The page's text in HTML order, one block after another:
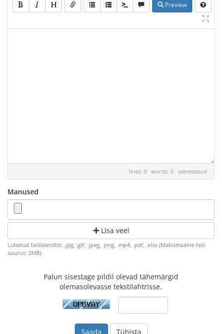
Preview
lines: 0 words: 0 salvestatud
Manused
Lisa veel
Lubatud faililaiendid: .jpg, .gif, .jpeg, .png, .mp4, .pdf, .xlsx (Maksimaalne faili
suurus: 2MB)
Palun sisestage pildil olevad tähemärgid
olemasolevasse tekstilahtrisse.
Tühista